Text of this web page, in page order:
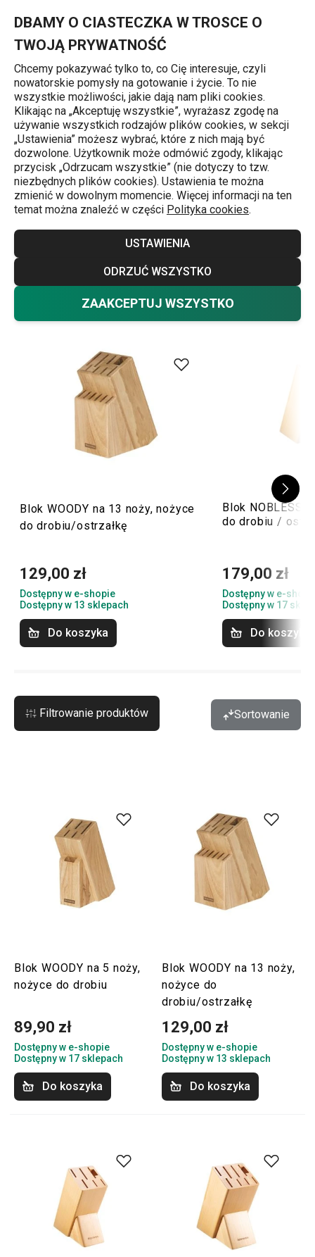
DBAMY O CIASTECZKA W TROSCE O
TWOJĄ PRYWATNOŚĆ
Chcemy pokazywać tylko to, co Cię interesuje, czyli
nowatorskie pomysły na gotowanie i życie. To nie
wszystkie możliwości, jakie dają nam pliki cookies.
Klikając na „Akceptuję wszystkie”, wyrażasz zgodę na
używanie wszystkich rodzajów plików cookies, w sekcji
„Ustawienia” możesz wybrać, które z nich mają być
dozwolone. Użytkownik może odmówić zgody, klikając
przycisk „Odrzucam wszystkie” (nie dotyczy to tzw.
niezbędnych plików cookies). Ustawienia te można
zmienić w dowolnym momencie. Więcej informacji na ten
temat można znaleźć w części Polityka cookies.
USTAWIENIA
ODRZUĆ WSZYSTKO
ZAAKCEPTUJ WSZYSTKO
Bloki na noże
Drewniane bloki na noże
Solidne bloki z uszlachetnionego egzotycznego drewna
do przechowywania 4, 5, 6 lub 13 noży kuchennych,
nożyczek i ostrzałki. Drewniane bloki są odpowiednie do
noży wszystkich popularnych typów i wielkości
bezpiecznie przechowasz w nich noże z krótkim, długim,
wąskim i szerokim ostrzem.
Wskazówka: jeśli już robić porządki w kuchni, to solidnie!
W naszej ofercie mamy dla Ciebie takżeorganizery do
Nie chcesz wybierać? Wybierz pewność
Blok WOODY na 13 noży, nożyce
do drobiu/ostrzałkę
129,00 zł
Dostępny w e-shopie
Dostępny w 13 sklepach
Do koszyka
Blok
do drobiu /
179,00 zł
Dostępny w e-
Dostępny w 17
Do koszyka
Filtrowanie produktów Sortowanie
Blok WOODY na 5 noży,
nożyce do drobiu
89,90 zł
Dostępny w e-shopie
Dostępny w 17 sklepach
Do koszyka
Blok WOODY na 13 noży,
nożyce do
drobiu/ostrzałkę
129,00 zł
Dostępny w e-shopie
Dostępny w 13 sklepach
Do koszyka